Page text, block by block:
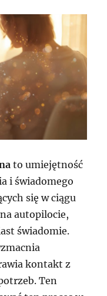
to umiejętność
i świadomego
się w ciągu
autopilocie,
świadomie.
kontakt z
Ten